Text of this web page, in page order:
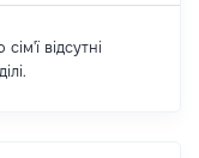
відсутні